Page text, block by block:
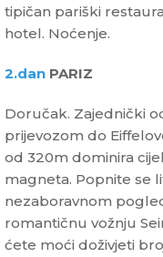
tipičan pariški
hotel. Noćenje.
2.dan PARIZ
Doručak. Zajednički
prijevozom do
od 320m dominira
magneta. Popnite se
nezaboravnom
romantičnu vožnju
ćete moći doživjeti